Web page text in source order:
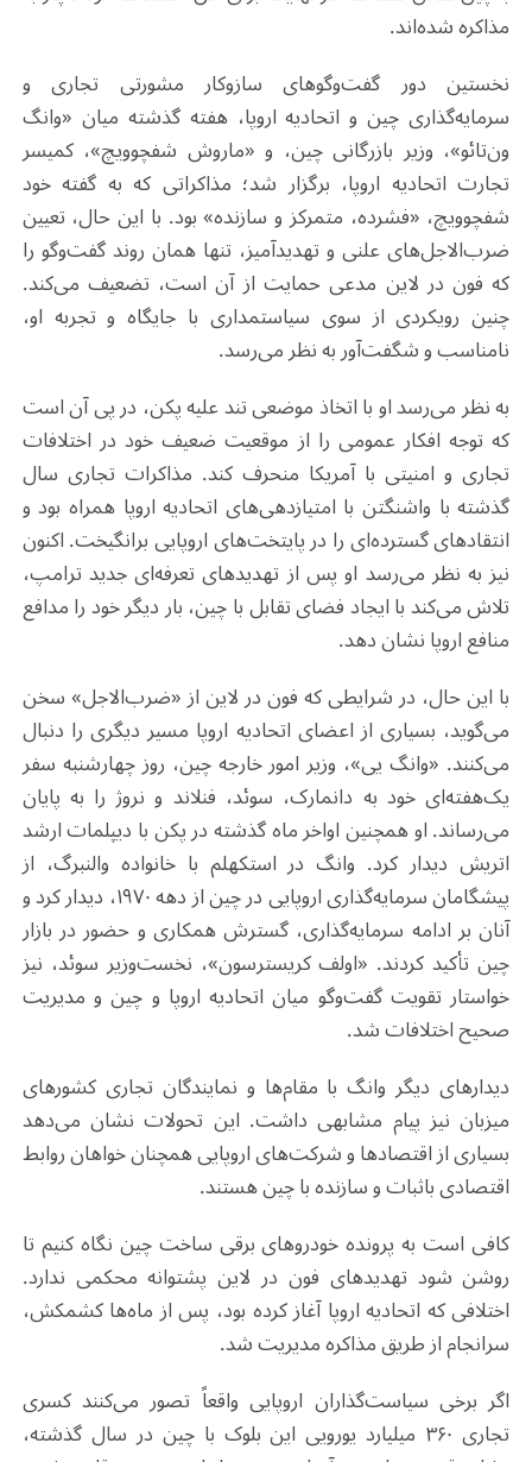
مذاکره شده‌اند.
نخستین دور گفت‌وگوهای سازوکار مشورتی تجاری و
سرمایه‌گذاری چین و اتحادیه اروپا، هفته گذشته میان «وانگ
ون‌تائو»، وزیر بازرگانی چین، و «ماروش شفچوویچ»، کمیسر
تجارت اتحادیه اروپا، برگزار شد؛ مذاکراتی که به گفته خود
شفچوویچ، «فشرده، متمرکز و سازنده» بود. با این حال، تعیین
ضرب‌الاجل‌های علنی و تهدیدآمیز، تنها همان روند گفت‌وگو را
که فون در لاین مدعی حمایت از آن است، تضعیف می‌کند.
چنین رویکردی از سوی سیاستمداری با جایگاه و تجربه او،
نامناسب و شگفت‌آور به نظر می‌رسد.
به نظر می‌رسد او با اتخاذ موضعی تند علیه پکن، در پی آن است
که توجه افکار عمومی را از موقعیت ضعیف خود در اختلافات
تجاری و امنیتی با آمریکا منحرف کند. مذاکرات تجاری سال
گذشته با واشنگتن با امتیازدهی‌های اتحادیه اروپا همراه بود و
انتقادهای گسترده‌ای را در پایتخت‌های اروپایی برانگیخت. اکنون
نیز به نظر می‌رسد او پس از تهدیدهای تعرفه‌ای جدید ترامپ،
تلاش می‌کند با ایجاد فضای تقابل با چین، بار دیگر خود را مدافع
منافع اروپا نشان دهد.
با این حال، در شرایطی که فون در لاین از «ضرب‌الاجل» سخن
می‌گوید، بسیاری از اعضای اتحادیه اروپا مسیر دیگری را دنبال
می‌کنند. «وانگ یی»، وزیر امور خارجه چین، روز چهارشنبه سفر
یک‌هفته‌ای خود به دانمارک، سوئد، فنلاند و نروژ را به پایان
می‌رساند. او همچنین اواخر ماه گذشته در پکن با دیپلمات ارشد
اتریش دیدار کرد. وانگ در استکهلم با خانواده والنبرگ، از
پیشگامان سرمایه‌گذاری اروپایی در چین از دهه ۱۹۷۰، دیدار کرد و
آنان بر ادامه سرمایه‌گذاری، گسترش همکاری و حضور در بازار
چین تأکید کردند. «اولف کریسترسون»، نخست‌وزیر سوئد، نیز
خواستار تقویت گفت‌وگو میان اتحادیه اروپا و چین و مدیریت
صحیح اختلافات شد.
دیدارهای دیگر وانگ با مقام‌ها و نمایندگان تجاری کشورهای
میزبان نیز پیام مشابهی داشت. این تحولات نشان می‌دهد
بسیاری از اقتصادها و شرکت‌های اروپایی همچنان خواهان روابط
اقتصادی باثبات و سازنده با چین هستند.
کافی است به پرونده خودروهای برقی ساخت چین نگاه کنیم تا
روشن شود تهدیدهای فون در لاین پشتوانه محکمی ندارد.
اختلافی که اتحادیه اروپا آغاز کرده بود، پس از ماه‌ها کشمکش،
سرانجام از طریق مذاکره مدیریت شد.
اگر برخی سیاست‌گذاران اروپایی واقعاً تصور می‌کنند کسری
تجاری ۳۶۰ میلیارد یورویی این بلوک با چین در سال گذشته،